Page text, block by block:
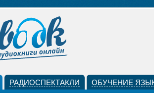
РАДИОСПЕКТАКЛИ ОБУЧЕНИЕ